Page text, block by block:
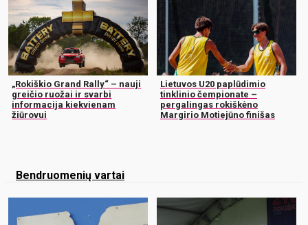
„Rokiškio Grand Rally“ – nauji
greičio ruožai ir svarbi
informacija kiekvienam
žiūrovui
Lietuvos U20 paplūdimio
tinklinio čempionate –
pergalingas rokiškėno
Margirio Motiejūno finišas
Bendruomenių vartai